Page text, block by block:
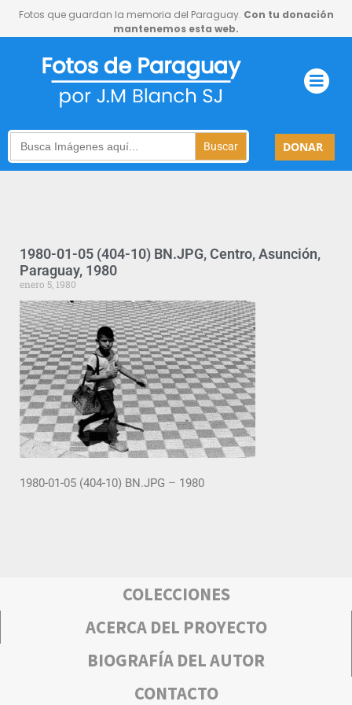
Fotos que guardan la memoria del Paraguay. Con tu donación
mantenemos esta web.
Search
for:
DONAR
1980-01-05 (404-10) BN.JPG, Centro, Asunción,
Paraguay, 1980
enero 5, 1980
1980-01-05 (404-10) BN.JPG – 1980
COLECCIONES
ACERCA DEL PROYECTO
BIOGRAFÍA DEL AUTOR
CONTACTO